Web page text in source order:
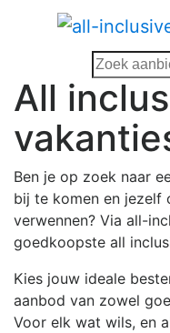
All
Ben je op zoek naar
bij te komen en jezelf
verwennen? Via all-
goedkoopste all
Kies jouw ideale
aanbod van zowel
Voor elk wat wils, en